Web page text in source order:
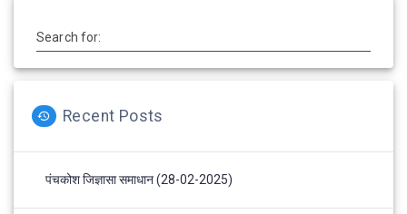
Search for:
Recent Posts
पंचकोश जिज्ञासा समाधान (28-02-2025)